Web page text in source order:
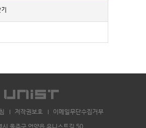
저작권보호 이메일무단수집거부